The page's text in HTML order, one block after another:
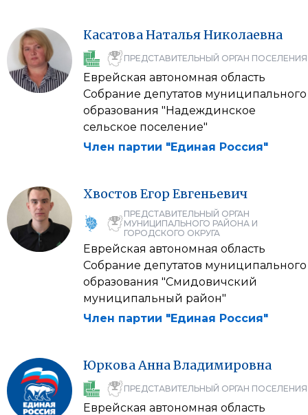
КасатоваНатальяНиколаевна
ПРЕДСТАВИТЕЛЬНЫЙ ОРГАН ПОСЕЛЕНИЯ
Еврейская автономная область
Собрание депутатов муниципального
образования "Надеждинское
сельское поселение"
Член партии "Единая Россия"
Хвостов Егор Евгеньевич
ПРЕДСТАВИТЕЛЬНЫЙ ОРГАН
МУНИЦИПАЛЬНОГО РАЙОНА И
ГОРОДСКОГО ОКРУГА
Еврейская автономная область
Собрание депутатов муниципального
образования "Смидовичский
муниципальный район"
Член партии "Единая Россия"
ЮрковаАннаВладимировна
ПРЕДСТАВИТЕЛЬНЫЙ ОРГАН ПОСЕЛЕНИЯ
Еврейская автономная область